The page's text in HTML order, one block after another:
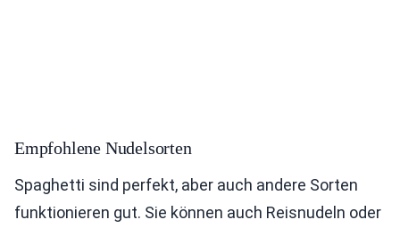
Empfohlene Nudelsorten
Spaghetti sind perfekt, aber auch andere Sorten
funktionieren gut. Sie können auch Reisnudeln oder